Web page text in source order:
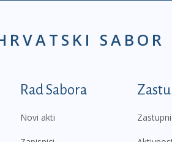
SABOR
Podnožje prvi
Rad Sabora
Novi akti